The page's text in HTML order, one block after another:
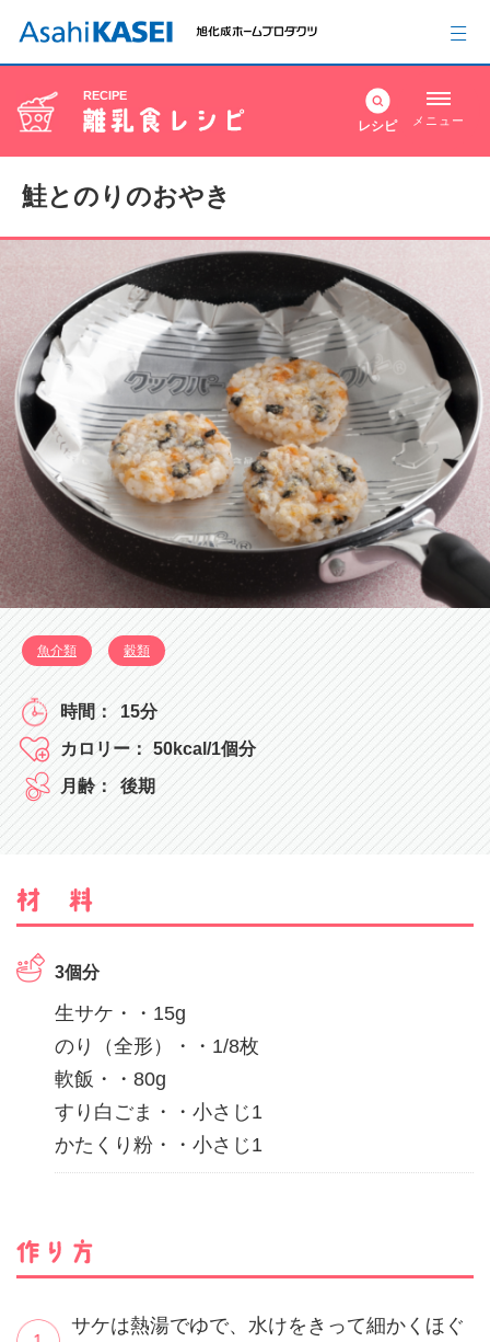
RECIPE
レシピ メニュー
鮭とのりのおやき
魚介類 穀類
15分
50kcal/1個分
後期
3個分
生サケ・・15g
のり（全形）・・1/8枚
軟飯・・80g
すり白ごま・・小さじ1
かたくり粉・・小さじ1
サケは熱湯でゆで、水けをきって細かくほぐ